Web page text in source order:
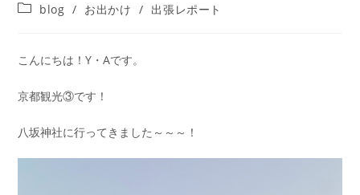
blog / お出かけ / 出張レポート
こんにちは！Y・Aです。
京都観光③です！
八坂神社に行ってきました～～～！